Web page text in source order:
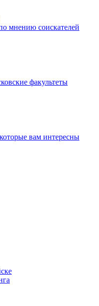
мнению соискателей
факультеты
вам интересны